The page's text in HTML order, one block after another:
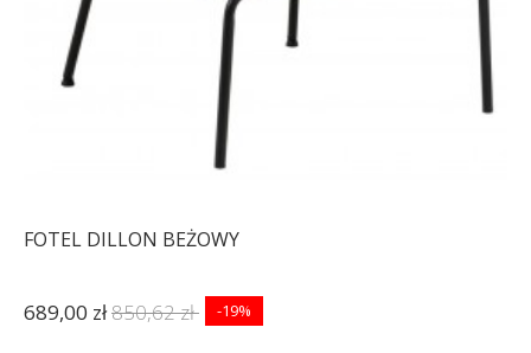
FOTEL DILLON BEŻOWY
689,00 zł850,62 zł -19%